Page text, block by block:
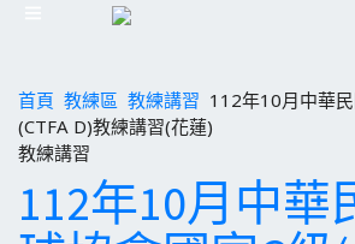
首頁 教練區 教練講習 112年10月中華
(CTFA D)教練講習(花蓮)
教練講習
112年10月中華